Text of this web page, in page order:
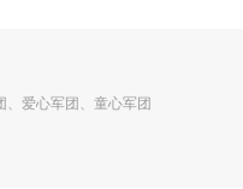
、爱心军团、童心军团